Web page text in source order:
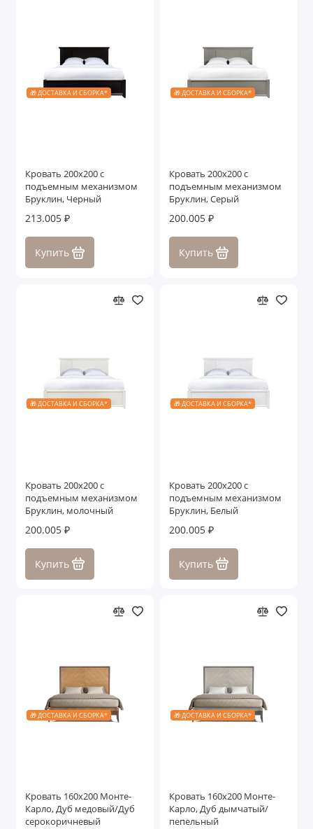
🎁 ДОСТАВКА И СБОРКА*
Кровать 200x200 с
подъемным механизмом
Бруклин, Черный
213.005 ₽
Купить
🎁 ДОСТАВКА И СБОРКА*
Кровать 200x200 с
подъемным механизмом
Бруклин, Серый
200.005 ₽
Купить
🎁 ДОСТАВКА И СБОРКА*
Кровать 200x200 с
подъемным механизмом
Бруклин, молочный
200.005 ₽
Купить
🎁 ДОСТАВКА И СБОРКА*
Кровать 200x200 с
подъемным механизмом
Бруклин, Белый
200.005 ₽
Купить
🎁 ДОСТАВКА И СБОРКА*
Кровать 160x200 Монте-
Карло, Дуб медовый/Дуб
серокоричневый
🎁 ДОСТАВКА И СБОРКА*
Кровать 160x200 Монте-
Карло, Дуб дымчатый/
пепельный